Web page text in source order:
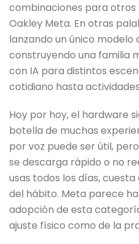
combinaciones para otros
Oakley Meta. En otras
lanzando un único modelo
construyendo una familia
con IA para distintos
cotidiano hasta
Hoy por hoy, el hardware
botella de muchas
por voz puede ser útil,
se descarga rápido o no
usas todos los días,
del hábito. Meta parece
adopción de esta
ajuste físico como de la